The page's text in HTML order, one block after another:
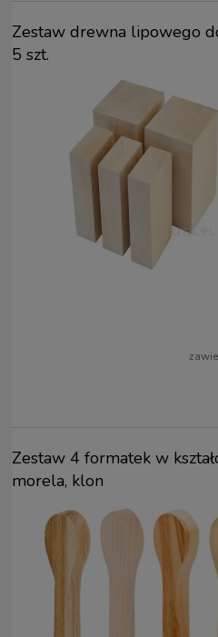
Zestaw drewna lipowego
5 szt.
Zestaw 4 formatek w
morela, klon